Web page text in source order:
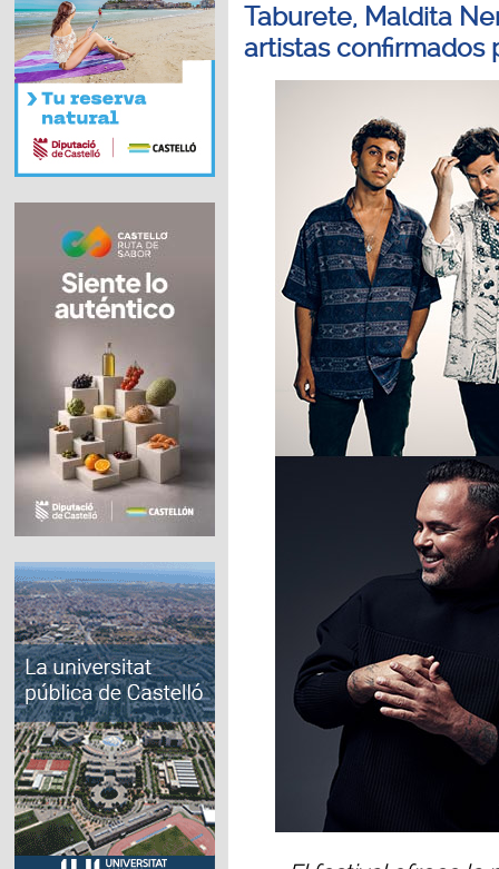
Taburete, Maldita
artistas confirmados